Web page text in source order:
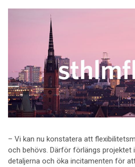
– Vi kan nu konstatera att
och behövs. Därför förlängs projektet
detaljerna och öka incitamenten för